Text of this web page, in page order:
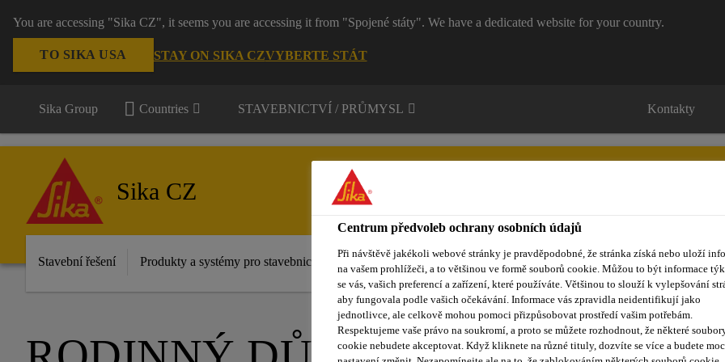
You are accessing "Sika CZ", it seems you are accessing it from "Spojené státy". We have a dedicated website for your country.
TO SIKA USA STAY ON SIKA CZVYBERTE STÁT
Sika Group Countries STAVEBNICTVÍ / PRŮMYSL Kontakty
Sika CZ
Stavební řešení Produkty a systémy pro stavebnictví Průmyslová lepidla a tmely Vzdělávací centrum Reference O
Centrum předvoleb ochrany osobních údajů
Při návštěvě jakékoli webové stránky je pravděpodobné, že stránka získá nebo uloží
na vašem prohlížeči, a to většinou ve formě souborů cookie. Můžou to být informace
se vás, vašich preferencí a zařízení, které používáte. Většinou to slouží k vylepšování
aby fungovala podle vašich očekávání. Informace vás zpravidla neidentifikují jako
jednotlivce, ale celkově mohou pomoci přizpůsobovat prostředí vašim potřebám.
Respektujeme vaše právo na soukromí, a proto se můžete rozhodnout, že některé
cookie nebudete akceptovat. Když kliknete na různé tituly, dozvíte se více a budete